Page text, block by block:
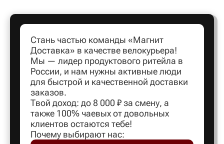
Артем
Стань частью команды «Магнит
Доставка» в качестве велокурьера!
Мы — лидер продуктового ритейла в
России, и нам нужны активные люди
для быстрой и качественной доставки
заказов.
Твой доход: до 8 000 ₽ за смену, а
также 100% чаевых от довольных
клиентов остаются тебе!
Почему выбирают нас: